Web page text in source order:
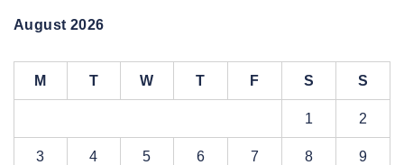
August 2026
M T W T F S S
1 2
3 4 5 6 7 8 9